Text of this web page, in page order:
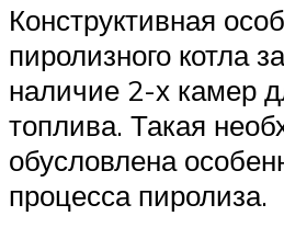
Конструктивная
пиролизного котла
наличие 2-х камер
топлива. Такая
обусловлена
процесса пиролиза.